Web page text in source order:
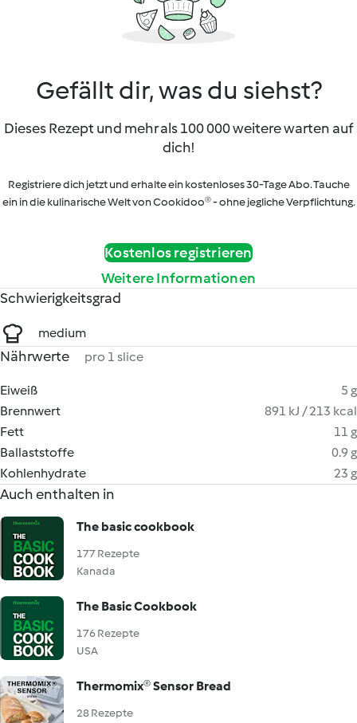
Gefällt dir, was du siehst?
Dieses Rezept und mehr als 100 000 weitere warten auf
dich!
Registriere dich jetzt und erhalte ein kostenloses 30-Tage Abo. Tauche
ein in die kulinarische Welt von Cookidoo® - ohne jegliche Verpflichtung.
Kostenlos registrieren
Weitere Informationen
Schwierigkeitsgrad
medium
Nährwerte pro 1 slice
Eiweiß
5 g
Brennwert
891 kJ / 213 kcal
Fett
11 g
Ballaststoffe
0.9 g
Kohlenhydrate
23 g
Auch enthalten in
The basic cookbook
177 Rezepte
Kanada
The Basic Cookbook
176 Rezepte
USA
Thermomix® Sensor Bread
28 Rezepte